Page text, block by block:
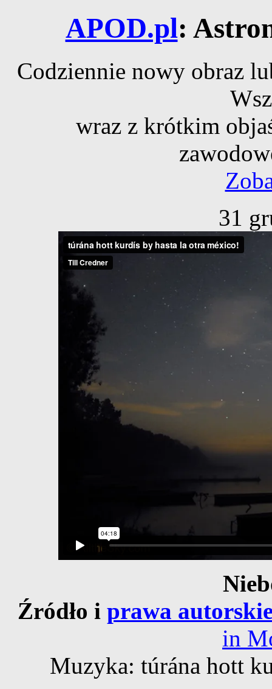
APOD.pl:
Codziennie nowy obraz
wraz z krótkim
31
Źródło i prawa
in
Muzyka: túrána hott